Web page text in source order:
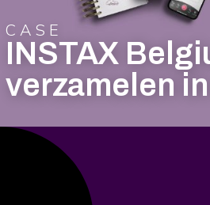
CASE
INSTAX
verzamelen